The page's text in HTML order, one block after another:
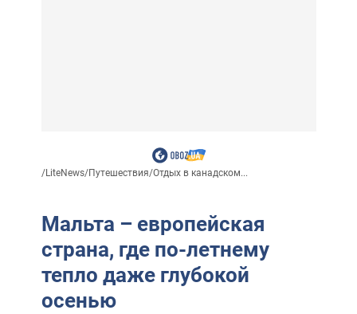
/LiteNews/Путешествия/Отдых в канадском...
Мальта – европейская
страна, где по-летнему
тепло даже глубокой
осенью